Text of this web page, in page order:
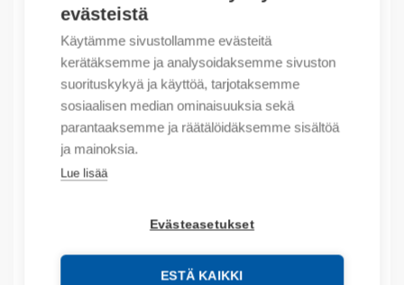
evästeistä
Käytämme sivustollamme evästeitä
kerätäksemme ja analysoidaksemme sivuston
suorituskykyä ja käyttöä, tarjotaksemme
sosiaalisen median ominaisuuksia sekä
parantaaksemme ja räätälöidäksemme sisältöä
ja mainoksia.
Lue lisää
Evästeasetukset
ESTÄ KAIKKI
Tilauskoodi: 140MTCAFA11
Product order number: 140MTCAFA11
Valmistajan tuotenumero: 140MT-C-AFA11
Tuotteen tullikoodi: 85369095
EAN: 00191326739009